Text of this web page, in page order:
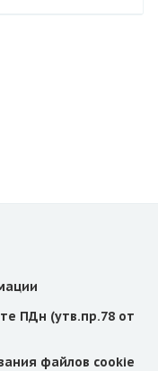
ПДн (утв.пр.78 от
файлов cookie